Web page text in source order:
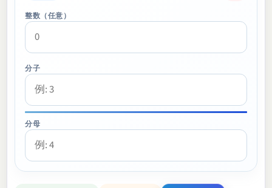
整数（任意）
分子
分母